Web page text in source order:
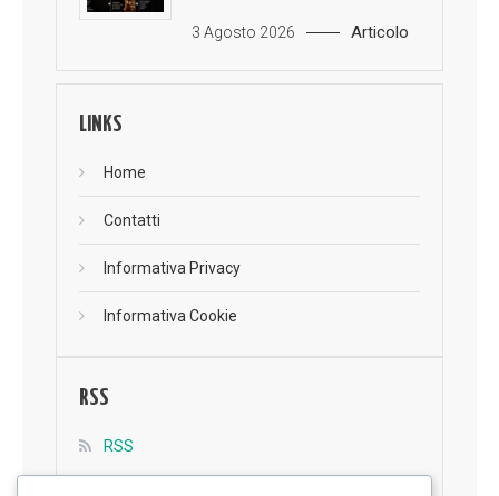
3 Agosto 2026 Articolo
LINKS
Home
Contatti
Informativa Privacy
Informativa Cookie
RSS
RSS